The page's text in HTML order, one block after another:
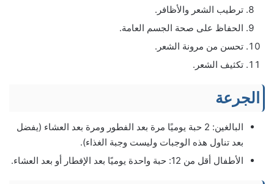
ترطيب الشعر والأظافر.
الحفاظ على صحة الجسم العامة.
تحسن من مرونة الشعر.
تكثيف الشعر.
الجرعة
البالغين: 2 حبة يوميًا مرة بعد الفطور ومرة بعد العشاء (يفضل
بعد تناول هذه الوجبات وليست وجبة الغذاء).
الأطفال أقل من 12: حبة واحدة يوميًا بعد الإفطار أو بعد العشاء.